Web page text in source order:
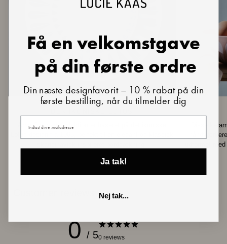
Arne Clausen Kollektion er baseret på det ikoniske
Disse
udformet
0 / 50 reviews
Få en velkomstgave
på din første ordre
Din næste designfavorit – 10 % rabat på din
første bestilling, når du tilmelder dig
Din e-mail
Ja tak!
Nej tak...